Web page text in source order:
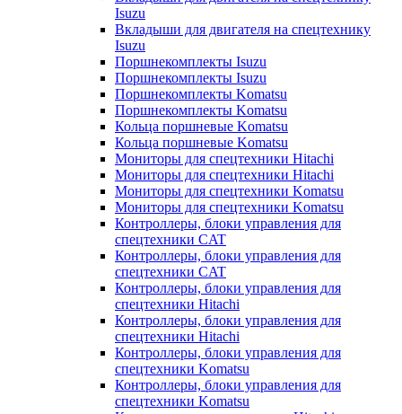
Isuzu
Вкладыши для двигателя на спецтехнику
Isuzu
Поршнекомплекты Isuzu
Поршнекомплекты Isuzu
Поршнекомплекты Komatsu
Поршнекомплекты Komatsu
Кольца поршневые Komatsu
Кольца поршневые Komatsu
Мониторы для спецтехники Hitachi
Мониторы для спецтехники Hitachi
Мониторы для спецтехники Komatsu
Мониторы для спецтехники Komatsu
Контроллеры, блоки управления для
спецтехники CAT
Контроллеры, блоки управления для
спецтехники CAT
Контроллеры, блоки управления для
спецтехники Hitachi
Контроллеры, блоки управления для
спецтехники Hitachi
Контроллеры, блоки управления для
спецтехники Komatsu
Контроллеры, блоки управления для
спецтехники Komatsu